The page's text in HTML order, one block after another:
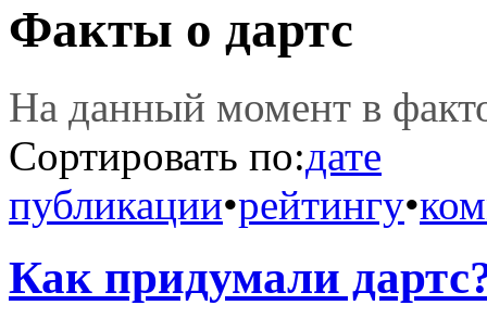
Факты о дартс
На данный момент в
Сортировать по:дате
публикации•рейтингу•
Как придумали